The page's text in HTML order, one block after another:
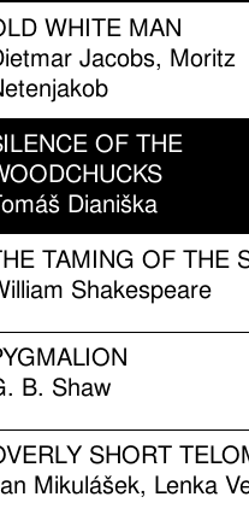
WHITE MAN
Jacobs, Moritz
OF THE
Dianiška
TAMING OF THE
Shakespeare
B. Shaw
SHORT
Mikulášek, Lenka